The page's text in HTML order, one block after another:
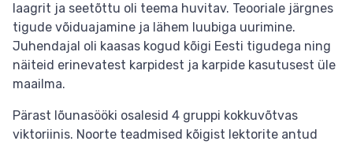
laagrit ja seetõttu oli teema huvitav. Teooriale järgnes
tigude võiduajamine ja lähem luubiga uurimine.
Juhendajal oli kaasas kogud kõigi Eesti tigudega ning
näiteid erinevatest karpidest ja karpide kasutusest üle
maailma.
Pärast lõunasööki osalesid 4 gruppi kokkuvõtvas
viktoriinis. Noorte teadmised kõigist lektorite antud